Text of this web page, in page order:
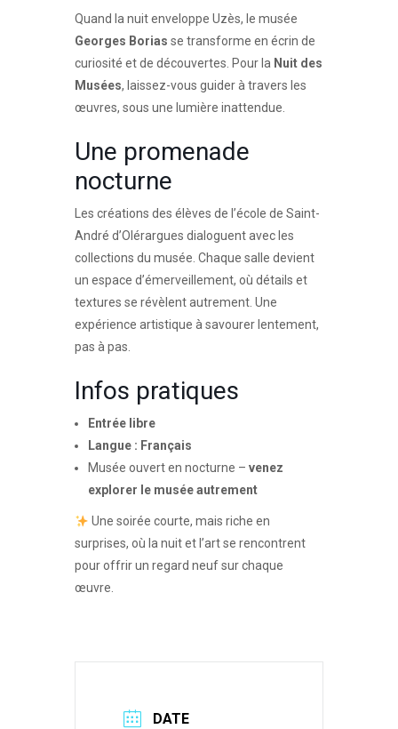
Quand la nuit enveloppe Uzès, le musée
Georges Borias se transforme en écrin de
curiosité et de découvertes. Pour la Nuit des
Musées, laissez-vous guider à travers les
œuvres, sous une lumière inattendue.
Une promenade
nocturne
Les créations des élèves de l’école de Saint-
André d’Olérargues dialoguent avec les
collections du musée. Chaque salle devient
un espace d’émerveillement, où détails et
textures se révèlent autrement. Une
expérience artistique à savourer lentement,
pas à pas.
Infos pratiques
Entrée libre
Langue : Français
Musée ouvert en nocturne – venez
explorer le musée autrement
Une soirée courte, mais riche en
surprises, où la nuit et l’art se rencontrent
pour offrir un regard neuf sur chaque
œuvre.
DATE